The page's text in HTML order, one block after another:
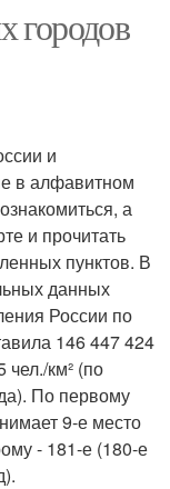
и
в алфавитном
а
и прочитать
пунктов. В
данных
России по
146 447 424
чел./км² (по
По первому
9-е место
- 181-е (180-е